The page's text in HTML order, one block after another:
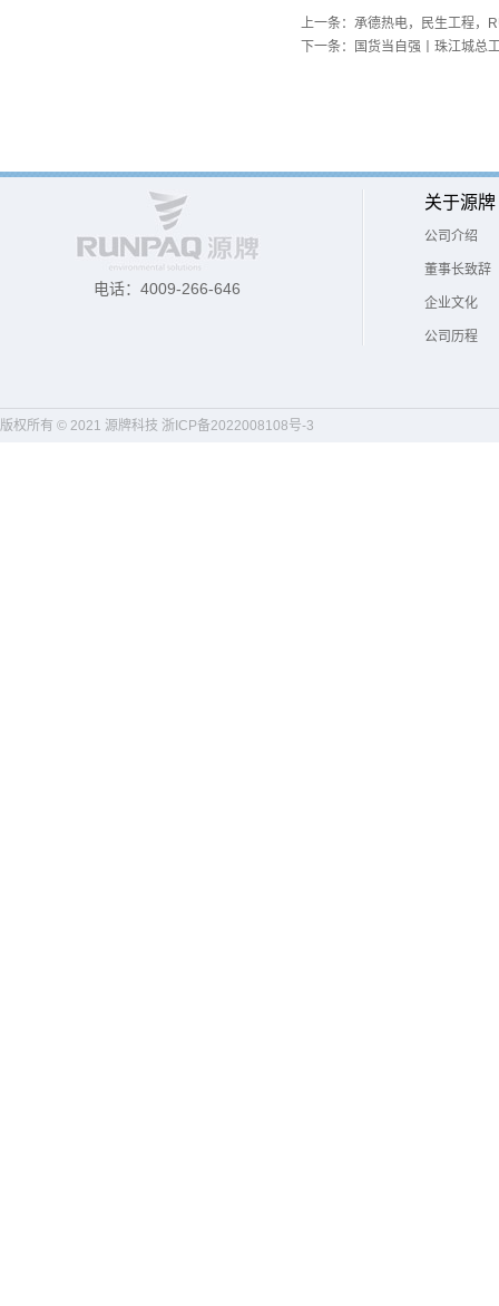
上一条： 承德热电，民生工程，
下一条：
国货当自强丨珠江城总
电话：4009-266-646
关于源牌
公司介绍
董事长致辞
企业文化
公司历程
版权所有 © 2021 源牌科技 浙ICP备2022008108号-3